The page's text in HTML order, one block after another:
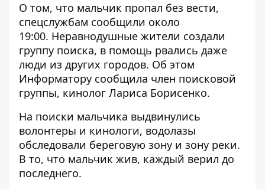
О том, что мальчик пропал без вести,
спецслужбам сообщили около
19:00. Неравнодушные жители создали
группу поиска, в помощь рвались даже
люди из других городов. Об этом
Информатору сообщила член поисковой
группы, кинолог Лариса Борисенко.
На поиски мальчика выдвинулись
волонтеры и кинологи, водолазы
обследовали береговую зону и зону реки.
В то, что мальчик жив, каждый верил до
последнего.